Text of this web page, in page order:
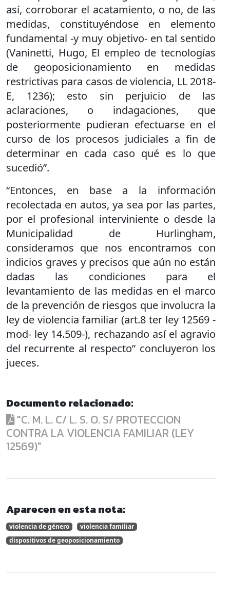
así, corroborar el acatamiento, o no, de las
medidas, constituyéndose en elemento
fundamental -y muy objetivo- en tal sentido
(Vaninetti, Hugo, El empleo de tecnologías
de geoposicionamiento en medidas
restrictivas para casos de violencia, LL 2018-
E, 1236); esto sin perjuicio de las
aclaraciones, o indagaciones, que
posteriormente pudieran efectuarse en el
curso de los procesos judiciales a fin de
determinar en cada caso qué es lo que
sucedió”.
“Entonces, en base a la información
recolectada en autos, ya sea por las partes,
por el profesional interviniente o desde la
Municipalidad de Hurlingham,
consideramos que nos encontramos con
indicios graves y precisos que aún no están
dadas las condiciones para el
levantamiento de las medidas en el marco
de la prevención de riesgos que involucra la
ley de violencia familiar (art.8 ter ley 12569 -
mod- ley 14.509-), rechazando así el agravio
del recurrente al respecto” concluyeron los
jueces.
Documento relacionado:
"C. M. L. C/ L. S. O. S/ PROTECCION
CONTRA LA VIOLENCIA FAMILIAR (LEY
12569)"
Aparecen en esta nota:
violencia de género
violencia familiar
dispositivos de geoposicionamiento